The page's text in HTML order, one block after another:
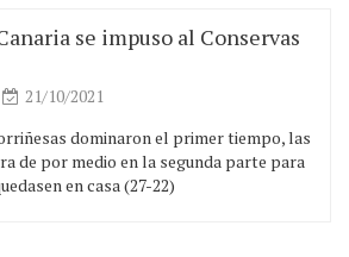
se impuso al Conservas
21/10/2021
dominaron el primer tiempo, las
de por medio en la segunda parte para
en casa (27-22)